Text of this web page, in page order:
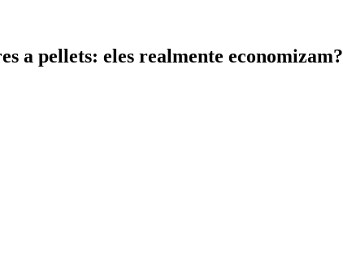
a pellets: eles realmente economizam?